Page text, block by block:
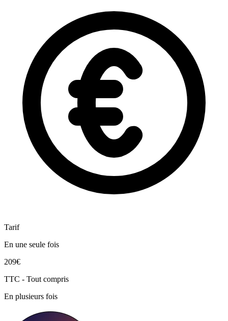
Tarif
En une seule fois
209€
TTC - Tout compris
En plusieurs fois